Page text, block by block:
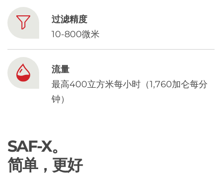
过滤精度
10-800微米
流量
最高400立方米每小时（1,760加仑每分
钟）
SAF-X。
简单，更好